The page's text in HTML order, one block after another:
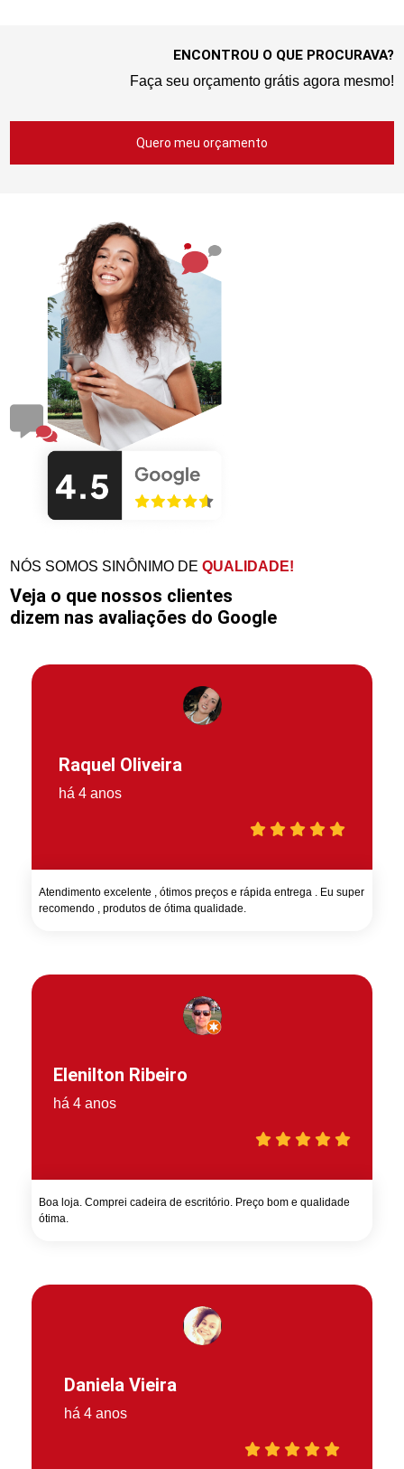
ENCONTROU O QUE PROCURAVA?
Faça seu orçamento grátis agora mesmo!
Quero meu orçamento
NÓS SOMOS SINÔNIMO DEQUALIDADE!
Veja o que nossos clientes
dizem nas avaliações do Google
Raquel Oliveira
há 4 anos
Atendimento excelente , ótimos preços e rápida entrega . Eu super
recomendo , produtos de ótima qualidade.
Elenilton Ribeiro
há 4 anos
Boa loja. Comprei cadeira de escritório. Preço bom e qualidade
ótima.
Daniela Vieira
há 4 anos